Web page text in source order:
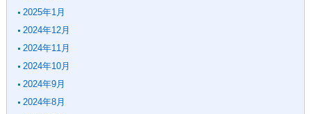
2025年1月
2024年12月
2024年11月
2024年10月
2024年9月
2024年8月